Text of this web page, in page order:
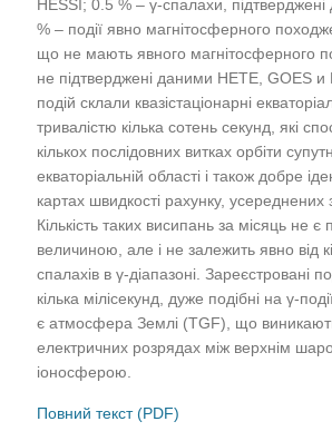
HESSI; 0.5 % – γ-спалахи,
% – події явно магнітосферного
що не мають явного магнітосферного
не підтверджені даними НЕТЕ, GOES и
подій склали квазістаціонарні
тривалістю кілька сотень секунд, які
кількох послідовних витках орбіти
екваторіальній області і також добре
картах швидкості рахунку, усереднених
Кількість таких висипань за місяць не є
величиною, але і не залежить явно від
спалахів в γ-діапазоні. Зареєстровані
кілька мілісекунд, дуже подібні на γ-
є атмосфера Землі (TGF), що
електричних розрядах між верхнім
іоносферою.
Повний текст (PDF)